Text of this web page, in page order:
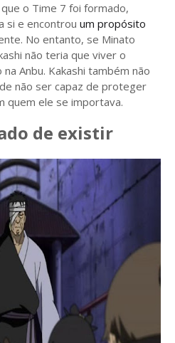
o Time 7 foi formado,
si e encontrou um propósito
No entanto, se Minato
não teria que viver o
Anbu. Kakashi também não
não ser capaz de proteger
quem ele se importava.
de existir